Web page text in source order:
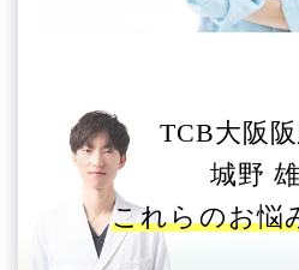
TCB大阪
城野
これらのお悩